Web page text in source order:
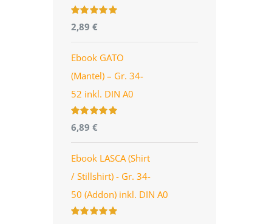
Bewertet
mit4.96
5
2,89 €
Ebook GATO
(Mantel) – Gr. 34-
52 inkl. DIN A0
Bewertet
mit5.00
5
6,89 €
Ebook LASCA (Shirt
/ Stillshirt) - Gr. 34-
50 (Addon) inkl. DIN A0